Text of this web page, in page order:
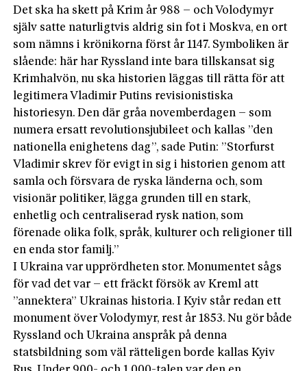
Det ska ha skett på Krim år 988 – och Volodymyr
själv satte naturligtvis aldrig sin fot i Moskva, en ort
som nämns i krönikorna först år 1147. Symboliken är
slående: här har Ryssland inte bara tillskansat sig
Krimhalvön, nu ska historien­ läggas till rätta för att
legitimera Vladimir Putins revisionistiska
historiesyn. Den där gråa novemberdagen – som
numera ersatt revolutionsjubileet­ och kal­las ”den
nationella enighetens dag”, sade Putin: ”Storfurst
Vladimir skrev för evigt in sig i historien genom att
samla och försvara de ryska länderna och, som
visionär politiker, lägga grunden till en stark,
enhetlig och centraliserad rysk nation, som
förenade olika folk, språk, kulturer och religioner till
en enda stor familj.”
I Ukraina var upprördheten stor. Monumentet sågs
för vad det var – ett fräckt försök av Kreml att
”annektera” Ukrainas historia. I Kyiv står redan ett
monument över Volodymyr, rest år 1853. Nu gör både
Ryssland och Ukraina anspråk på denna
statsbildning som väl rätteligen borde kallas Kyiv